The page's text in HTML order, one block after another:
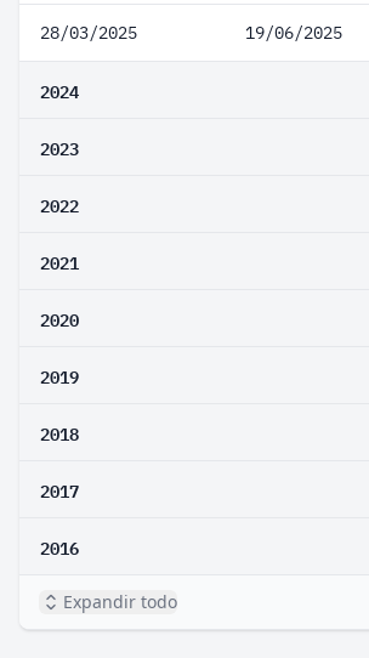
28/03/2025 19/06/2025
2024
2023
2022
2021
2020
2019
2018
2017
2016
Expandir todo